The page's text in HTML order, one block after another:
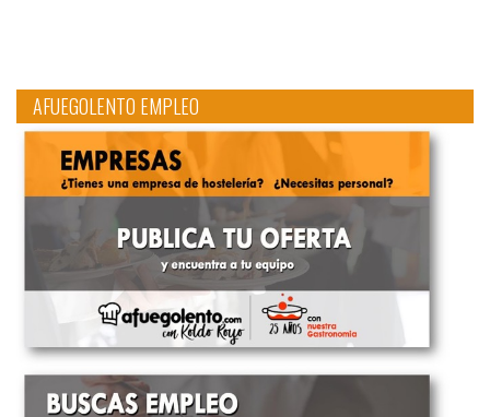
AFUEGOLENTO EMPLEO